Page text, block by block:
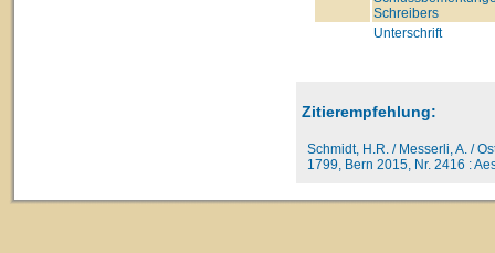
Schreibers
Unterschrift
Zitierempfehlung:
Schmidt, H.R. / Messerli, A. /
1799, Bern 2015, Nr. 2416 :